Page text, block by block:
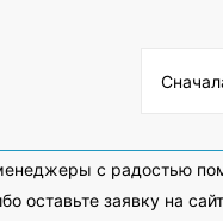
с радостью
оставьте заявку на